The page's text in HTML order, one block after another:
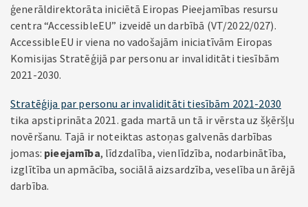
ģenerāldirektorāta iniciētā Eiropas Pieejamības resursu
centra “AccessibleEU” izveidē un darbībā (VT/2022/027).
AccessibleEU ir viena no vadošajām iniciatīvām Eiropas
Komisijas Stratēģijā par personu ar invaliditāti tiesībām
2021-2030.
Stratēģija par personu ar invaliditāti tiesībām 2021-2030
tika apstiprināta 2021. gada martā un tā ir vērsta uz šķēršļu
novēršanu. Tajā ir noteiktas astoņas galvenās darbības
jomas: pieejamība, līdzdalība, vienlīdzība, nodarbinātība,
izglītība un apmācība, sociālā aizsardzība, veselība un ārējā
darbība.